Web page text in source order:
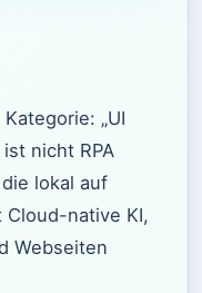
„UI
nicht RPA
lokal auf
native KI,
Webseiten